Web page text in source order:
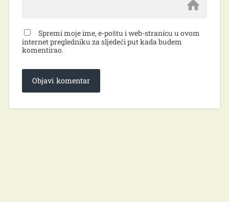
Spremi moje ime, e-poštu i web-stranicu u ovom
internet pregledniku za sljedeći put kada budem
komentirao.